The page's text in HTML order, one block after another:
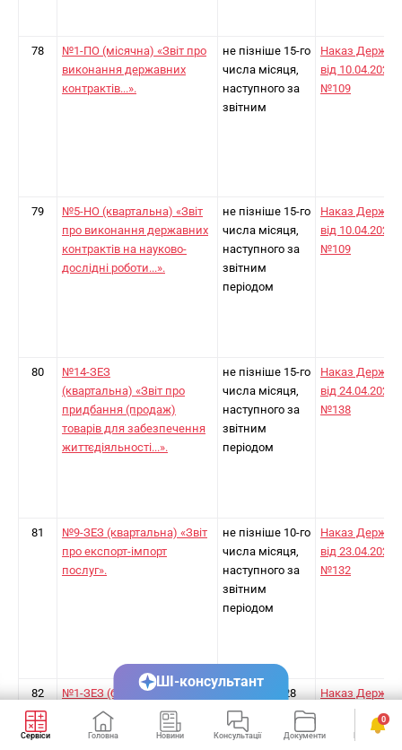
78
№1-ПО (місячна) «Звіт про
виконання державних
контрактів...».
не пізніше 15-го
числа місяця,
наступного за
звітним
Наказ
від 10.04.2024
№109
79
№5-НО (квартальна) «Звіт
про виконання державних
контрактів на науково-
дослідні роботи...».
не пізніше 15-го
числа місяця,
наступного за
звітним
періодом
Наказ
від 10.04.2024
№109
80
№14-ЗЕЗ
(квартальна) «Звіт про
придбання (продаж)
товарів для забезпечення
життєдіяльності...».
не пізніше 15-го
числа місяця,
наступного за
звітним
періодом
Наказ
від 24.04.2024
№138
81
№9-ЗЕЗ (квартальна) «Звіт
про експорт-імпорт
послуг».
не пізніше 10-го
числа місяця,
наступного за
звітним
періодом
Наказ
від 23.04.2024
№132
82
№1-ЗЕЗ (буд)
(річна) «Розширений звіт
про експорт-імпорт послуг
не пізніше 28
лютого
Наказ
від 23.04.2024
№131
Сервіси Головна Новини Консультації Документи Календар
0
ШІ-консультант